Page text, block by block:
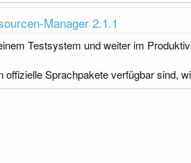
Manager 2.1.1
Testsystem und weiter im
offizielle Sprachpakete verfügbar sind,